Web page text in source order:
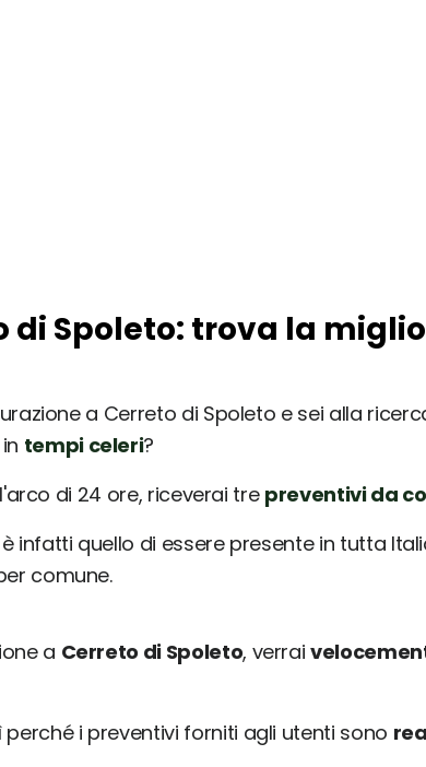
di Spoleto: trova la
a Cerreto di Spoleto e sei alla
tempi celeri?
di 24 ore, riceverai tre preventivi da
è infatti quello di essere presente in tutta
comune.
a Cerreto di Spoleto, verrai
i preventivi forniti agli utenti sono